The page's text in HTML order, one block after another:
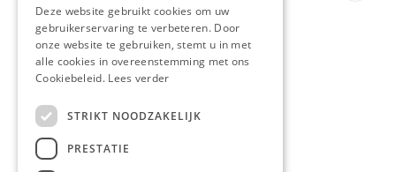
Deze website gebruikt cookies om uw
gebruikerservaring te verbeteren. Door
onze website te gebruiken, stemt u in met
alle cookies in overeenstemming met ons
Cookiebeleid. Lees verder
STRIKT NOODZAKELIJK
PRESTATIE